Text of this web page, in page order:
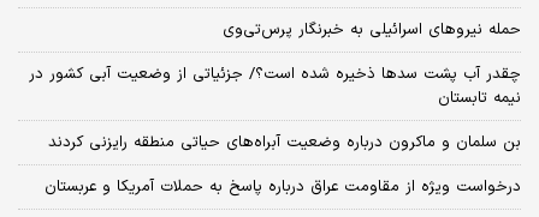
حمله نیروهای اسرائیلی به خبرنگار پرس‌تی‌وی
چقدر آب پشت سدها ذخیره شده است؟/ جزئیاتی از وضعیت آبی کشور در
نیمه تابستان
بن سلمان و ماکرون درباره وضعیت آبراه‌های حیاتی منطقه رایزنی کردند
درخواست ویژه از مقاومت عراق درباره پاسخ به حملات آمریکا و عربستان